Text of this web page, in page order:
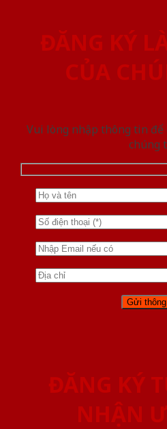
ĐĂNG KÝ
CỦA
Vui lòng nhập thông tin để
chúng
ĐĂNG KÝ
NHẬN